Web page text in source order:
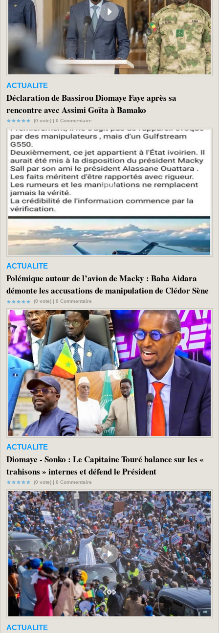
ACTUALITE
Déclaration de Bassirou Diomaye Faye après sa
rencontre avec Assimi Goïta à Bamako
(0 vote) | 0 Commentaire
ACTUALITE
Polémique autour de l’avion de Macky : Baba Aidara
démonte les accusations de manipulation de Clédor Sène
(0 vote) | 0 Commentaire
ACTUALITE
Diomaye - Sonko : Le Capitaine Touré balance sur les «
trahisons » internes et défend le Président
(0 vote) | 0 Commentaire
ACTUALITE